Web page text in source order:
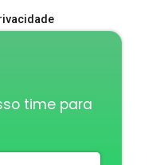
Deixe seu número
time para